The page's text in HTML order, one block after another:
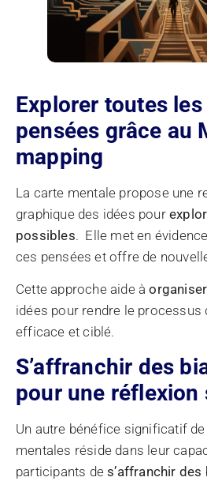
Explorer toutes
pensées grâce au
mapping
La carte mentale propose une
graphique des idées pour
possibles. Elle met en
ces pensées et offre de
Cette approche aide à
idées pour rendre le processus
efficace et ciblé.
S’affranchir des
pour une réflexion
Un autre bénéfice significatif
mentales réside dans leur
participants des’affranchir